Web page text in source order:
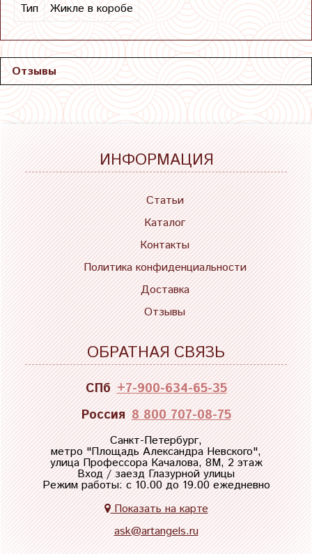
Тип Жикле в коробе
Отзывы
ИНФОРМАЦИЯ
Статьи
Каталог
Контакты
Политика конфиденциальности
Доставка
Отзывы
ОБРАТНАЯ СВЯЗЬ
СПб +7-900-634-65-35
Россия 8 800 707-08-75
Санкт-Петербург,
метро "Площадь Александра Невского",
улица Профессора Качалова, 8М, 2 этаж
Вход / заезд Глазурной улицы
Режим работы: с 10.00 до 19.00 ежедневно
Показать на карте
ask@artangels.ru